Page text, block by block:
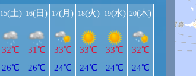
15(土)
32℃
26℃
16(日)
31℃
26℃
17(月)
33℃
24℃
18(火)
33℃
24℃
19(水)
33℃
24℃
20(木)
32℃
24℃